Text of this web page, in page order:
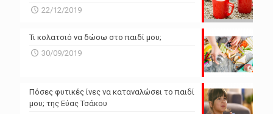
22/12/2019
Τι κολατσιό να δώσω στο παιδί μου;
30/09/2019
Πόσες φυτικές ίνες να καταναλώσει το παιδί
μου; της Εύας Τσάκου